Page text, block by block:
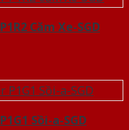
Căm Xe-SGD
Sồi-a-SGD